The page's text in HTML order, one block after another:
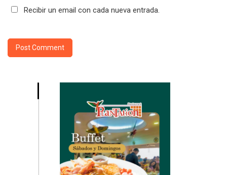
Recibir un email con cada nueva entrada.